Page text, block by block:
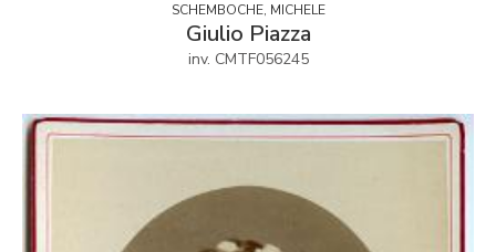
SCHEMBOCHE, MICHELE
Giulio Piazza
inv. CMTF056245